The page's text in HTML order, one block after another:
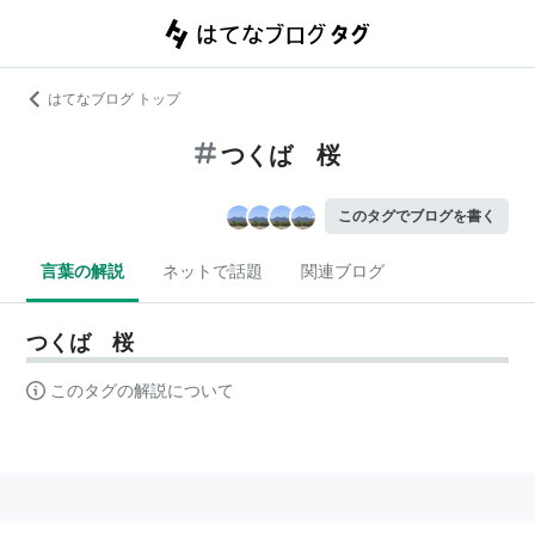
はてなブログ トップ
つくば 桜
このタグでブログを書く
言葉の解説 ネットで話題 関連ブログ
つくば 桜
このタグの解説について